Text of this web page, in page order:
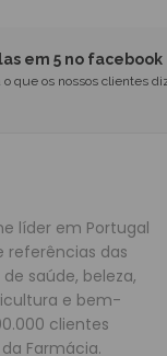
em 5 no facebook
o que os nossos clientes
líder em Portugal
referências das
saúde, beleza,
e bem-
clientes
Farmácia.